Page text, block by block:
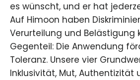
es wünscht, und er hat
Auf Himoon haben
Verurteilung und Belästigung
Gegenteil: Die Anwendung
Toleranz. Unsere vier
Inklusivität, Mut, Authentizität